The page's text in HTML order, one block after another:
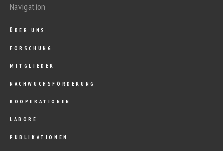
Navigation
ÜBER UNS
FORSCHUNG
MITGLIEDER
NACHWUCHSFÖRDERUNG
KOOPERATIONEN
LABORE
PUBLIKATIONEN